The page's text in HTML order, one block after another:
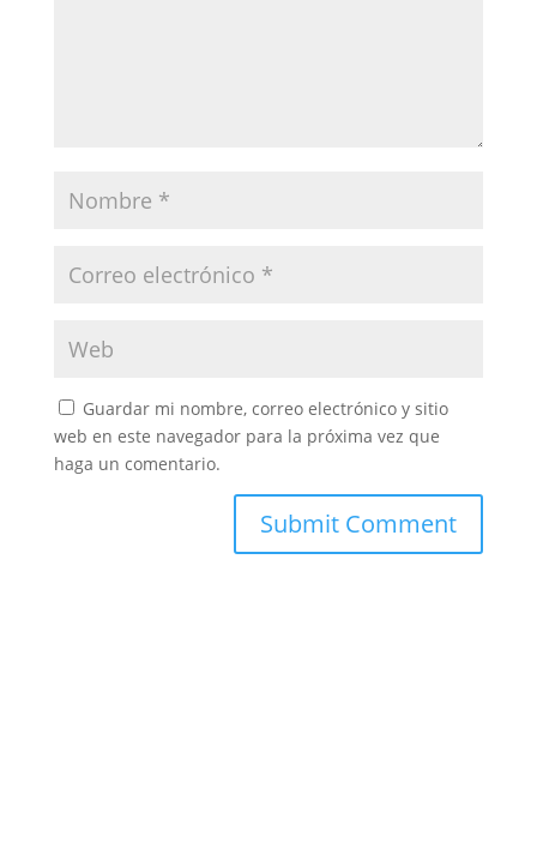
Guardar mi nombre, correo electrónico y sitio
web en este navegador para la próxima vez que
haga un comentario.